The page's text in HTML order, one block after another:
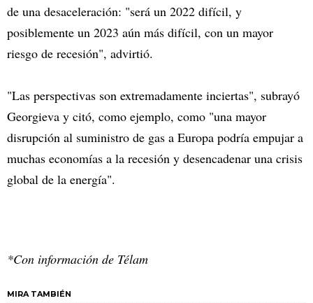
de una desaceleración: "será un 2022 difícil, y
posiblemente un 2023 aún más difícil, con un mayor
riesgo de recesión", advirtió.
"Las perspectivas son extremadamente inciertas", subrayó
Georgieva y citó, como ejemplo, como "una mayor
disrupción al suministro de gas a Europa podría empujar a
muchas economías a la recesión y desencadenar una crisis
global de la energía".
*Con información de Télam
MIRA TAMBIÉN